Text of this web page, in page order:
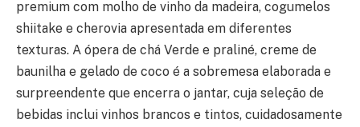
premium com molho de vinho da madeira, cogumelos
shiitake e cherovia apresentada em diferentes
texturas. A ópera de chá Verde e praliné, creme de
baunilha e gelado de coco é a sobremesa elaborada e
surpreendente que encerra o jantar, cuja seleção de
bebidas inclui vinhos brancos e tintos, cuidadosamente